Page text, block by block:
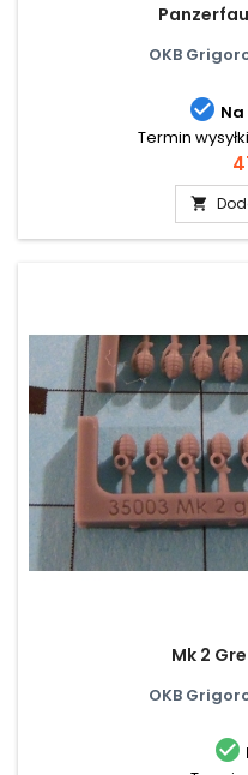
OKB

Termin wysyłki

Mk 2
OKB
